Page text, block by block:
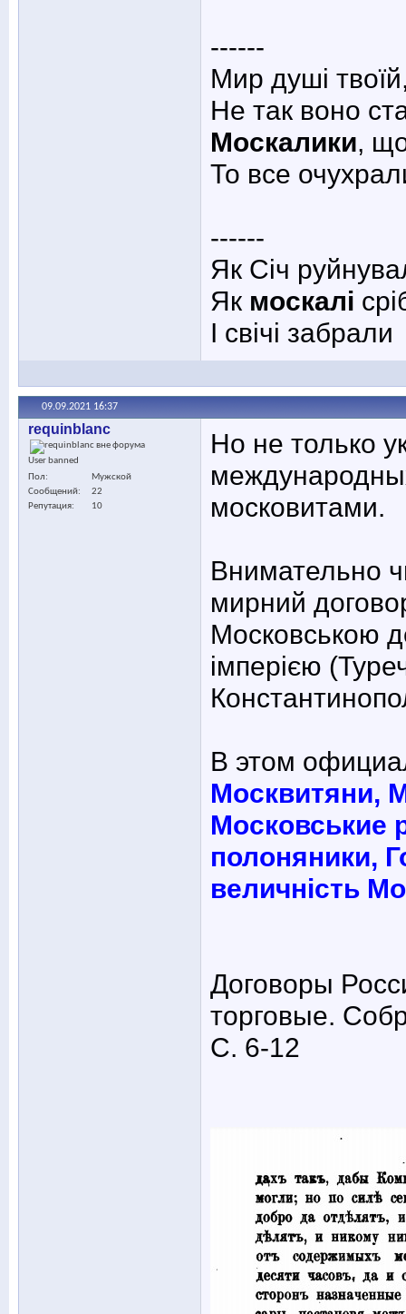
------
Мир душі
Не так воно
Москалики,
То все
------
Як Січ
Як москалі
І свічі забрали
09.09.2021 16:37
requinblanc
User banned
Пол
Мужской
Сообщений
22
Репутация
10
Но не только
московитами.
Внимательно
мирний
Московською
імперією
В этом
Москвитяни,
Московськие
полоняники,
величність
Договоры
торговые.
С. 6-12